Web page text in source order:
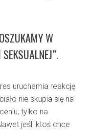
W
uruchamia reakcję
nie skupia się na
tylko na
jeśli ktoś chce